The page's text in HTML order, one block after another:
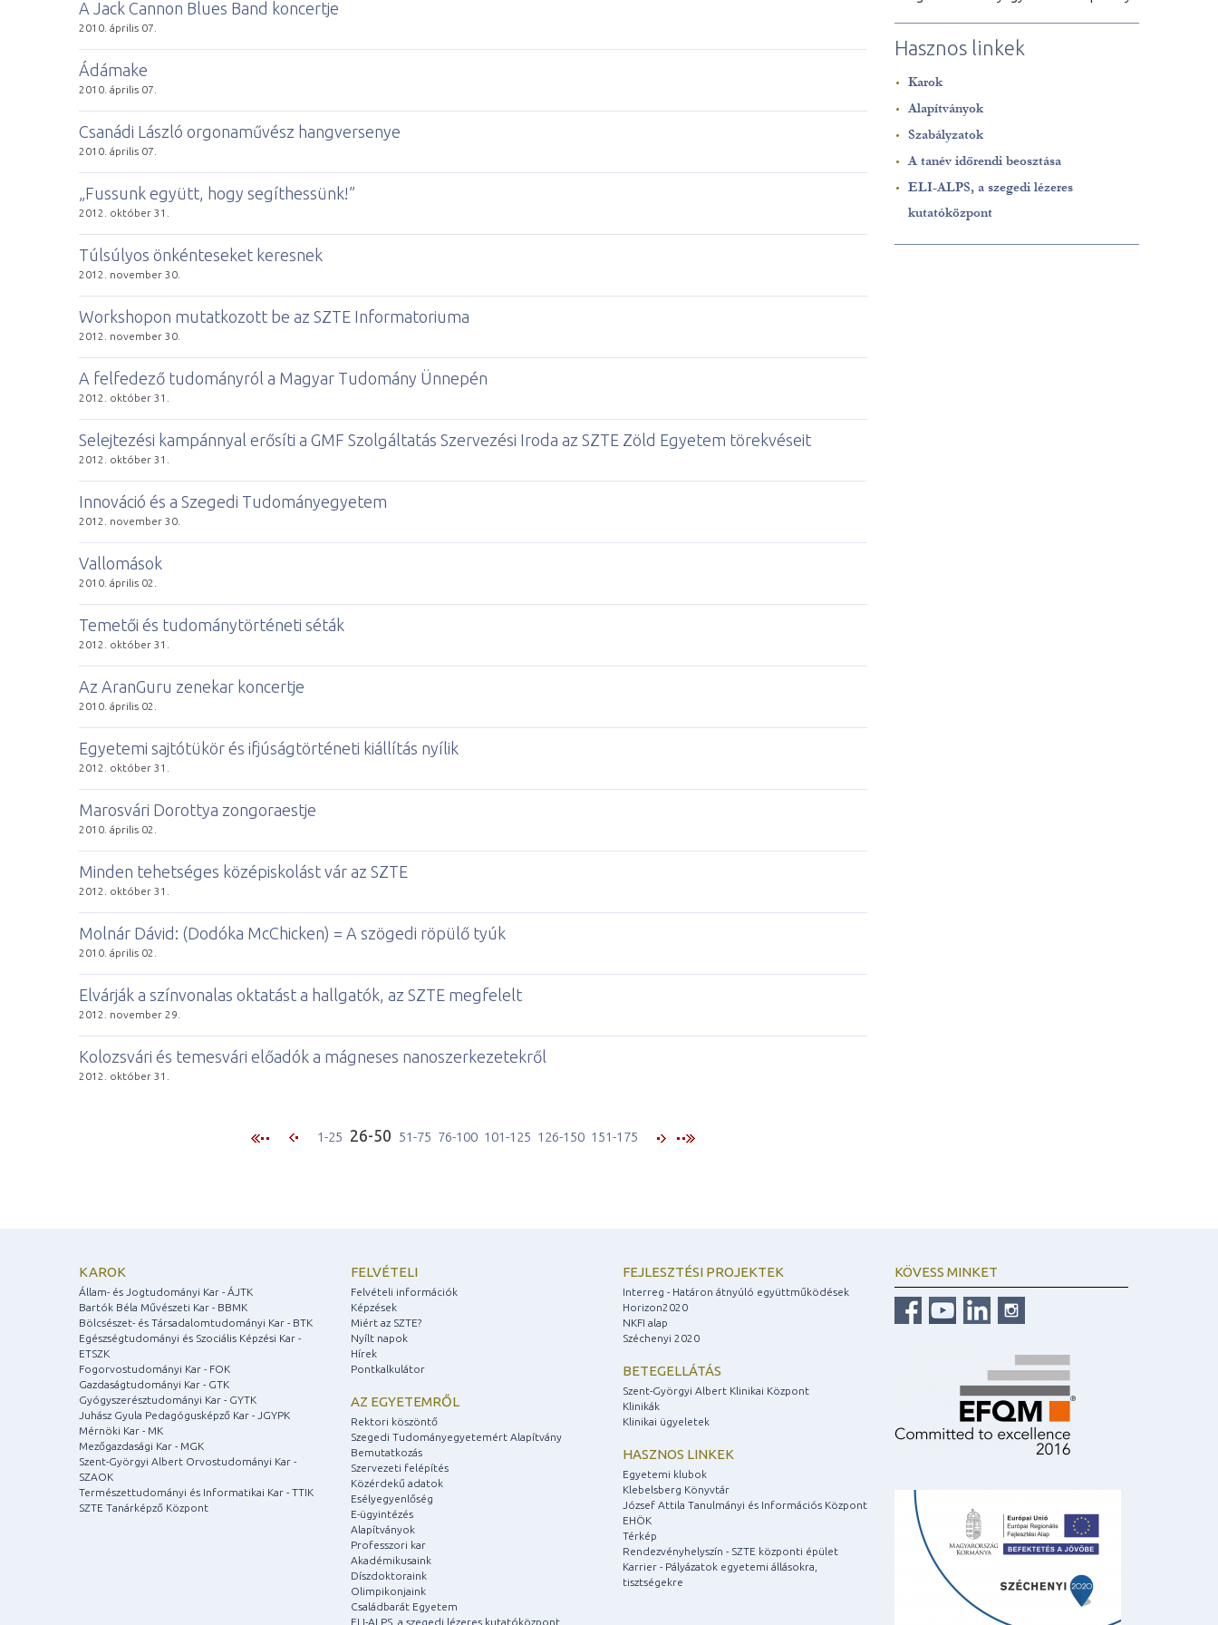
A Jack Cannon Blues Band koncertje
2010. április 07.
Ádámake
2010. április 07.
Csanádi László orgonaművész hangversenye
2010. április 07.
„Fussunk együtt, hogy segíthessünk!”
2012. október 31.
Túlsúlyos önkénteseket keresnek
2012. november 30.
Workshopon mutatkozott be az SZTE Informatoriuma
2012. november 30.
A felfedező tudományról a Magyar Tudomány Ünnepén
2012. október 31.
Selejtezési kampánnyal erősíti a GMF Szolgáltatás Szervezési Iroda az SZTE Zöld Egyetem törekvéseit
2012. október 31.
Innováció és a Szegedi Tudományegyetem
2012. november 30.
Vallomások
2010. április 02.
Temetői és tudománytörténeti séták
2012. október 31.
Az AranGuru zenekar koncertje
2010. április 02.
Egyetemi sajtótükör és ifjúságtörténeti kiállítás nyílik
2012. október 31.
Marosvári Dorottya zongoraestje
2010. április 02.
Minden tehetséges középiskolást vár az SZTE
2012. október 31.
Molnár Dávid: (Dodóka McChicken) = A szögedi röpülő tyúk
2010. április 02.
Elvárják a színvonalas oktatást a hallgatók, az SZTE megfelelt
2012. november 29.
Kolozsvári és temesvári előadók a mágneses nanoszerkezetekről
2012. október 31.
1-25 26-50 51-75 76-100 101-125 126-150 151-175
Hasznos linkek
Karok
Alapítványok
Szabályzatok
A tanév időrendi beosztása
ELI-ALPS, a szegedi lézeres
kutatóközpont
KAROK
Állam- és Jogtudományi Kar - ÁJTK
Bartók Béla Művészeti Kar - BBMK
Bölcsészet- és Társadalomtudományi Kar - BTK
Egészségtudományi és Szociális Képzési Kar -
ETSZK
Fogorvostudományi Kar - FOK
Gazdaságtudományi Kar - GTK
Gyógyszerésztudományi Kar - GYTK
Juhász Gyula Pedagógusképző Kar - JGYPK
Mérnöki Kar - MK
Mezőgazdasági Kar - MGK
Szent-Györgyi Albert Orvostudományi Kar -
SZAOK
Természettudományi és Informatikai Kar - TTIK
SZTE Tanárképző Központ
FELVÉTELI
Felvételi információk
Képzések
Miért az SZTE?
Nyílt napok
Hírek
Pontkalkulátor
AZ EGYETEMRŐL
Rektori köszöntő
Szegedi Tudományegyetemért Alapítvány
Bemutatkozás
Szervezeti felépítés
Közérdekű adatok
Esélyegyenlőség
E-ügyintézés
Alapítványok
Professzori kar
Akadémikusaink
Díszdoktoraink
Olimpikonjaink
Családbarát Egyetem
ELI-ALPS, a szegedi lézeres kutatóközpont
FEJLESZTÉSI PROJEKTEK
Interreg - Határon átnyúló együttműködések
Horizon2020
NKFI alap
Széchenyi 2020
BETEGELLÁTÁS
Szent-Györgyi Albert Klinikai Központ
Klinikák
Klinikai ügyeletek
HASZNOS LINKEK
Egyetemi klubok
Klebelsberg Könyvtár
József Attila Tanulmányi és Információs Központ
EHÖK
Térkép
Rendezvényhelyszín - SZTE központi épület
Karrier - Pályázatok egyetemi állásokra,
tisztségekre
KÖVESS MINKET